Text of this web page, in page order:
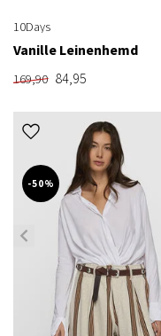
10Days
Vanille Leinenhemd
169,90 84,95
-50%